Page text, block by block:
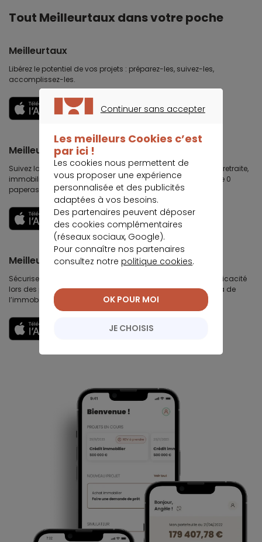
Tout Meilleurtaux dans votre poche
Meilleurtaux
Libérez le potentiel de vos projets : préparez-les, suivez-les,
accomplissez-les.
Découvrir
Meilleurtaux Placement
Suivez la performance de tous vos contrats (assurance vie, retraite,
immobilier, défiscalisation) et re-versez facilement. Garantie 0
paperasse.
Découvrir
Meilleurtaux Partenaires
Sécurisez votre chiffre d’affaires immobilières, gagnez en efficacité
lors des premières visites, développez votre business au delà de
l’immobilier et travaillez votre image et votre réputation.
Continuer sans accepter
Les meilleurs Cookies c’est
par ici !
Les cookies nous permettent de
vous proposer une expérience
personnalisée et des publicités
adaptées à vos besoins.
Des partenaires peuvent déposer
des cookies complémentaires
(réseaux sociaux, Google).
Pour connaître nos partenaires
consultez notre politique cookies.
JE CHOISIS
OK POUR MOI